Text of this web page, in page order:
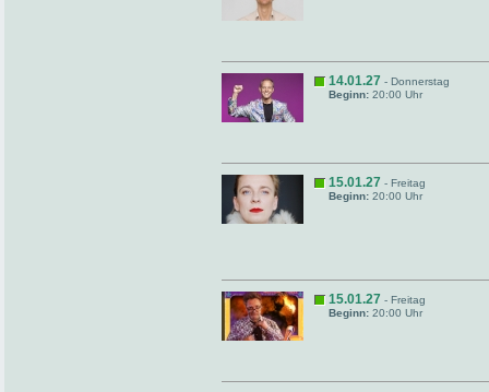
14.01.27 - Donnerstag
Beginn: 20:00 Uhr
15.01.27 - Freitag
Beginn: 20:00 Uhr
15.01.27 - Freitag
Beginn: 20:00 Uhr